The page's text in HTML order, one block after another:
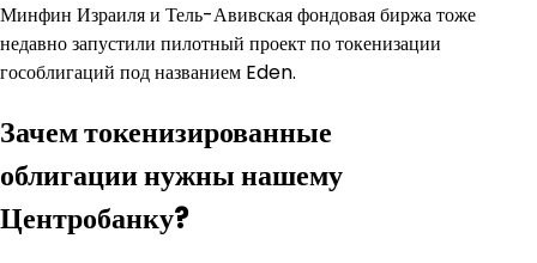
Минфин Израиля и Тель-Авивская фондовая биржа тоже
недавно запустили пилотный проект по токенизации
гособлигаций под названием Eden.
Зачем токенизированные
облигации нужны нашему
Центробанку?